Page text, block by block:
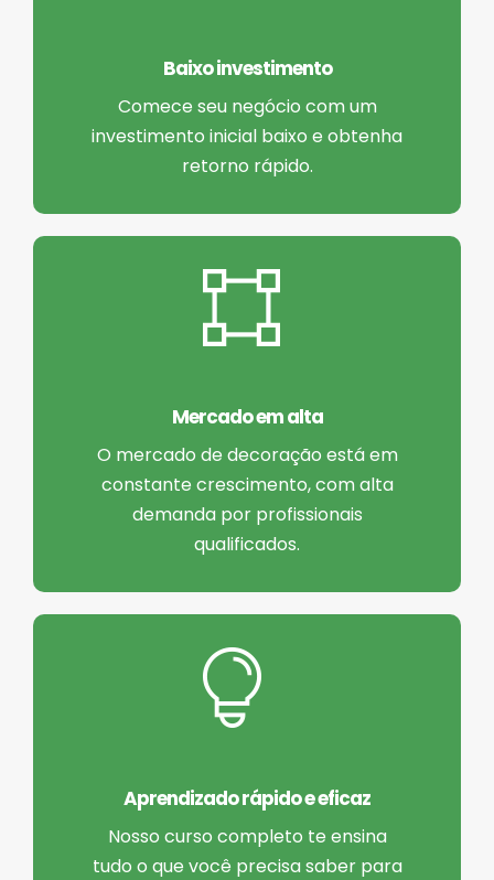
Baixo investimento
Comece seu negócio com um
investimento inicial baixo e obtenha
retorno rápido.
Mercado em alta
O mercado de decoração está em
constante crescimento, com alta
demanda por profissionais
qualificados.
Aprendizado rápido e eficaz
Nosso curso completo te ensina
tudo o que você precisa saber para